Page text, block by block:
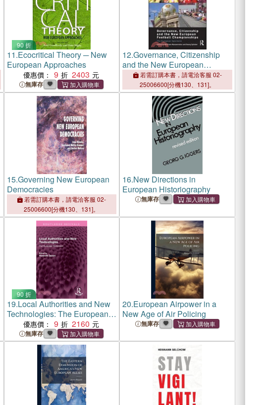
90 折
11.Ecocritical Theory ─ New
European Approaches
優惠價： 9 2403
無庫存
12.Governance, Citizenship
and the New European
Football Championships：The
European Spectacle
若需訂購本書，請電洽客服 02-
25006600[分機130、131]。
15.Governing New European
Democracies
若需訂購本書，請電洽客服 02-
25006600[分機130、131]。
16.New Directions in
European Historiography
無庫存
90 折
19.Local Authorities and New
Technologies: The European
Dimension
優惠價： 9 2160
無庫存
20.European Airpower in a
New Age of Air Policing
無庫存